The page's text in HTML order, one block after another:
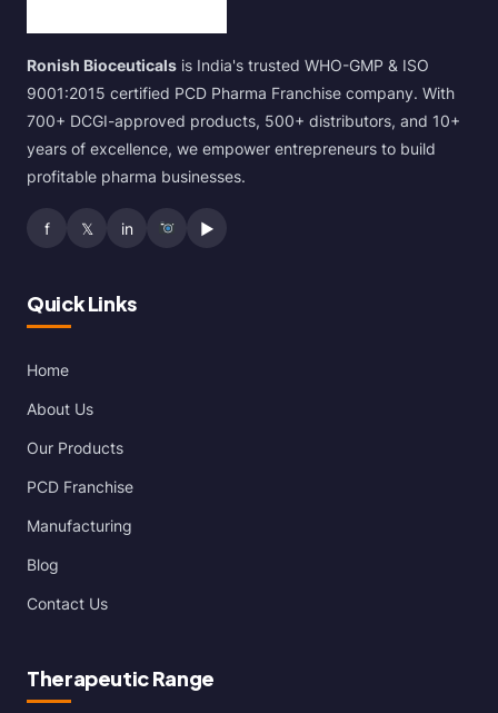
Ronish Bioceuticals is India's trusted WHO-GMP & ISO
9001:2015 certified PCD Pharma Franchise company. With
700+ DCGI-approved products, 500+ distributors, and 10+
years of excellence, we empower entrepreneurs to build
profitable pharma businesses.
f 𝕏 in ▶
Quick Links
Home
About Us
Our Products
PCD Franchise
Manufacturing
Blog
Contact Us
Therapeutic Range